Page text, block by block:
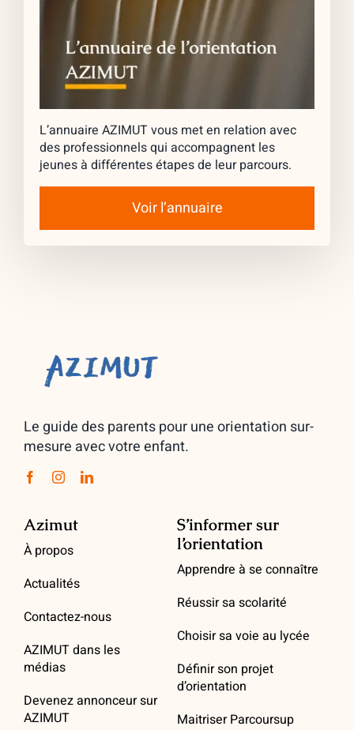
L’annuaire AZIMUT vous met en relation avec
des professionnels qui accompagnent les
jeunes à différentes étapes de leur parcours.
Voir l’annuaire
Le guide des parents pour une orientation sur-
mesure avec votre enfant.
Azimut
À propos
Actualités
Contactez-nous
AZIMUT dans les
médias
Devenez annonceur sur
AZIMUT
S’informer sur
l’orientation
Apprendre à se connaître
Réussir sa scolarité
Choisir sa voie au lycée
Définir son projet
d’orientation
Maitriser Parcoursup